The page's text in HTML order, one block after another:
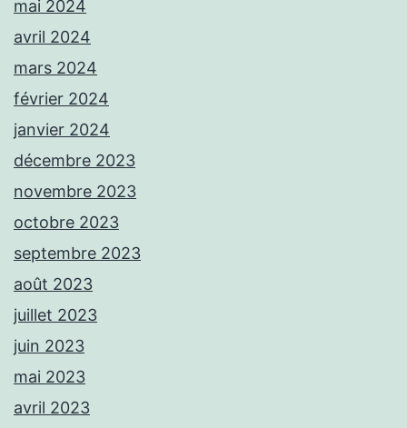
mai 2024
avril 2024
mars 2024
février 2024
janvier 2024
décembre 2023
novembre 2023
octobre 2023
septembre 2023
août 2023
juillet 2023
juin 2023
mai 2023
avril 2023